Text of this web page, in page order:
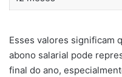
Esses valores significam
abono salarial pode
final do ano,